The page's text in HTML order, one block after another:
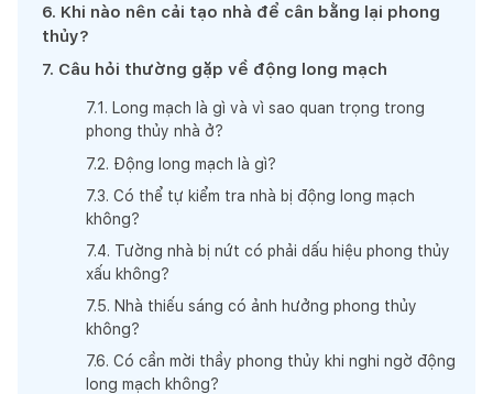
6. Khi nào nên cải tạo nhà để cân bằng lại phong
thủy?
7. Câu hỏi thường gặp về động long mạch
7.1 . Long mạch là gì và vì sao quan trọng trong
phong thủy nhà ở?
7.2. Động long mạch là gì?
7.3. Có thể tự kiểm tra nhà bị động long mạch
không?
7.4. Tường nhà bị nứt có phải dấu hiệu phong thủy
xấu không?
7.5. Nhà thiếu sáng có ảnh hưởng phong thủy
không?
7.6. Có cần mời thầy phong thủy khi nghi ngờ động
long mạch không?